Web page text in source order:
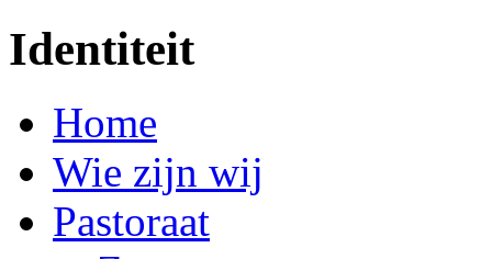
Identiteit
Home
Wie zijn wij
Pastoraat